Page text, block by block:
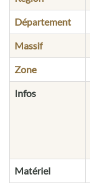
Département
Massif
Zone
Infos
Matériel